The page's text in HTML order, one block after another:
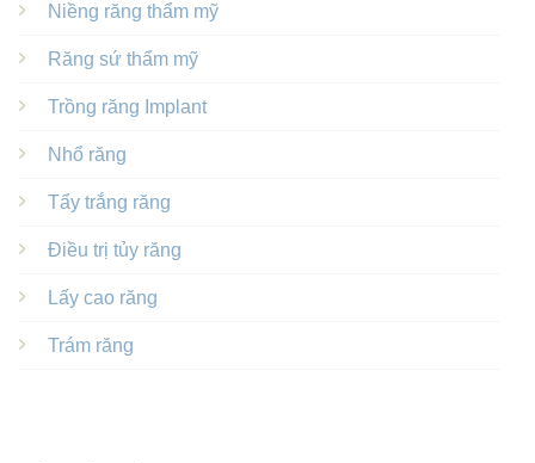
Niềng răng thẩm mỹ
Răng sứ thẩm mỹ
Trồng răng Implant
Nhổ răng
Tẩy trắng răng
Điều trị tủy răng
Lấy cao răng
Trám răng